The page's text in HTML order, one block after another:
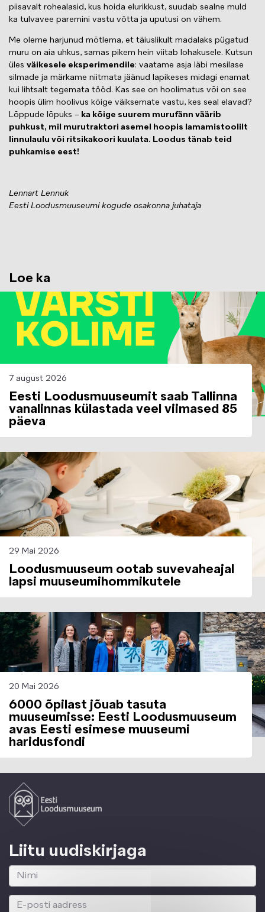
piisavalt rohealasid, kus hoida elurikkust, suudab sealne muld
ka tulvavee paremini vastu võtta ja uputusi on vähem.
Me oleme harjunud mõtlema, et täiuslikult madalaks pügatud
muru on aia uhkus, samas pikem hein viitab lohakusele. Kutsun
üles väikesele eksperimendile: vaatame asja läbi mesilase
silmade ja märkame niitmata jäänud lapikeses midagi enamat
kui lihtsalt tegemata tööd. Kas see on hoolimatus või on see
hoopis ülim hoolivus kõige väiksemate vastu, kes seal elavad?
Lõppude lõpuks – ka kõige suurem murufänn väärib
puhkust, mil murutraktori asemel hoopis lamamistoolilt
linnulaulu või ritsikakoori kuulata. Loodus tänab teid
puhkamise eest!
Lennart Lennuk
Eesti Loodusmuuseumi kogude osakonna juhataja
Loe ka
Image
7 august 2026
Eesti Loodusmuuseumit saab Tallinna
vanalinnas külastada veel viimased 85
päeva
Image
29 Mai 2026
Loodusmuuseum ootab suvevaheajal
lapsi muuseumihommikutele
Image
20 Mai 2026
6000 õpilast jõuab tasuta
muuseumisse: Eesti Loodusmuuseum
avas Eesti esimese muuseumi
haridusfondi
Liitu uudiskirjaga